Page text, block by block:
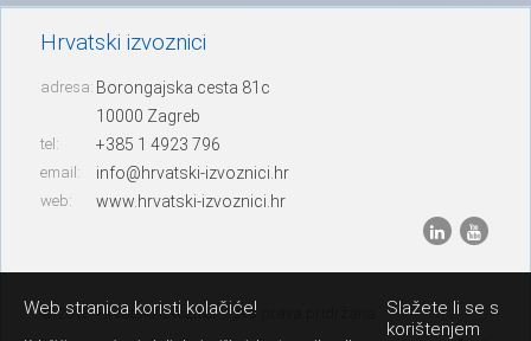
Hrvatski izvoznici
adresa: Borongajska cesta 81c
10000 Zagreb
tel: +385 1 4923 796
email: info@hrvatski-izvoznici.hr
web: www.hrvatski-izvoznici.hr
© 2013. Hrvatski izvoznici – sva prava pridržana
Web stranica koristi kolačiće!
Slažete li se s
korištenjem